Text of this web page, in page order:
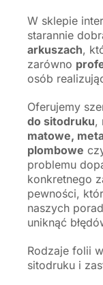
W sklepie
starannie
arkuszach,
zarówno
osób
Oferujemy
do sitodruku,
matowe,
plombowe
problemu
konkretnego
pewności,
naszych
uniknąć
Rodzaje folii
sitodruku i